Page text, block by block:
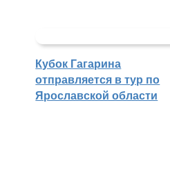
Кубок Гагарина
отправляется в тур по
Ярославской области